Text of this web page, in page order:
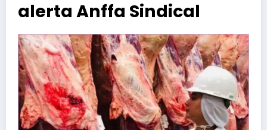
alerta Anffa Sindical